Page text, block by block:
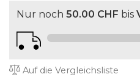
Nur noch 50.00 CHF bis
Auf die Vergleichsliste